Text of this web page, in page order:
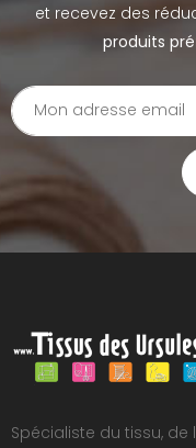
et recevez des
produits
Spécialiste du tissu, de